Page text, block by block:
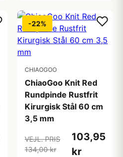
-22%
CHIAOGOO
ChiaoGoo Knit Red
Rundpinde Rustfrit
Kirurgisk Stål 60 cm
3,5 mm
VEJL. PRIS
134,00 kr
103,95
kr